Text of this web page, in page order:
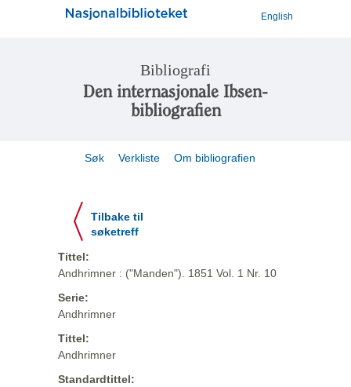
English
Bibliografi
Den internasjonale Ibsen-
bibliografien
Søk Verkliste Om bibliografien
Tilbake til
søketreff
Tittel:
Andhrimner : ("Manden"). 1851 Vol. 1 Nr. 10
Serie:
Andhrimner
Tittel:
Andhrimner
Standardtittel: